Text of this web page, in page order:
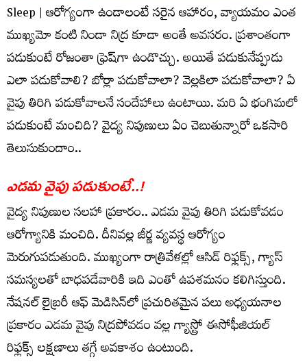
Sleep | ఆరోగ్యంగా ఉండాలంటే సరైన ఆహారం, వ్యాయమం ఎంత
ముఖ్యమో కంటి నిండా నిద్ర కూడా అంతే అవసరం. ప్రశాంతంగా
పడుకుంటే రోజంతా ఫ్రెష్‌గా ఉండొచ్చు. అయితే పడుకునేప్పుడు
ఎలా పడుకోవాలి? బోర్లా పడుకోవాలా? వెల్లకిలా పడుకోవాలా? ఏ
వైపు తిరిగి పడుకోవాలనే సందేహాలు ఉంటాయి. మరి ఏ భంగిమలో
పడుకుంటే మంచిది? వైద్య నిపుణులు ఏం చెబుతున్నారో ఒకసారి
తెలుసుకుందాం..
ఎడమ వైపు పడుకుంటే..!
వైద్య నిపుణుల సలహా ప్రకారం.. ఎడమ వైపు తిరిగి పడుకోవడం
ఆరోగ్యానికి మంచిది. దీనివల్ల జీర్ణ వ్యవస్థ ఆరోగ్యం
మెరుగుపడుతుంది. ముఖ్యంగా రాత్రివేళల్లో ఆసిడ్ రిఫ్లక్స్, గ్యాస్
సమస్యలతో బాధపడేవారికి ఇది ఎంతో ఉపశమనం కలిగిస్తుంది.
నేషనల్ లైబ్రరీ ఆఫ్ మెడిసిన్‌లో ప్రచురితమైన పలు అధ్యయనాల
ప్రకారం ఎడమ వైపు నిద్రపోవడం వల్ల గ్యాస్ట్రో ఈసోఫీజియల్
రిఫ్లక్స్ లక్షణాలు తగ్గే అవకాశం ఉంటుంది.